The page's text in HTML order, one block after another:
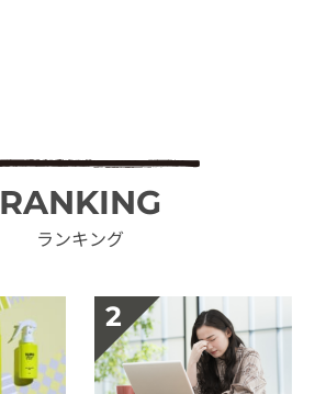
RANKING
ランキング